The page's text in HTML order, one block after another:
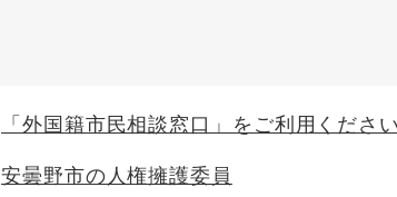
「外国籍市民相談窓口」をご利用ください
安曇野市の人権擁護委員